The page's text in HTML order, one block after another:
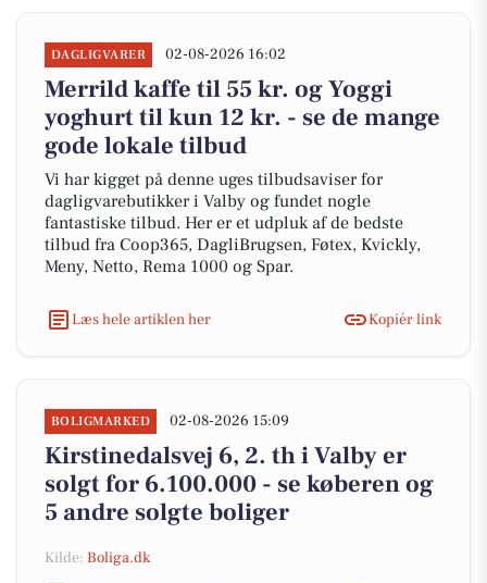
DAGLIGVARER 02-08-2026 16:02
Merrild kaffe til 55 kr. og Yoggi
yoghurt til kun 12 kr. - se de mange
gode lokale tilbud
Vi har kigget på denne uges tilbudsaviser for
dagligvarebutikker i Valby og fundet nogle
fantastiske tilbud. Her er et udpluk af de bedste
tilbud fra Coop365, DagliBrugsen, Føtex, Kvickly,
Meny, Netto, Rema 1000 og Spar.
Læs hele artiklen her Kopiér link
BOLIGMARKED 02-08-2026 15:09
Kirstinedalsvej 6, 2. th i Valby er
solgt for 6.100.000 - se køberen og
5 andre solgte boliger
Kilde: Boliga.dk